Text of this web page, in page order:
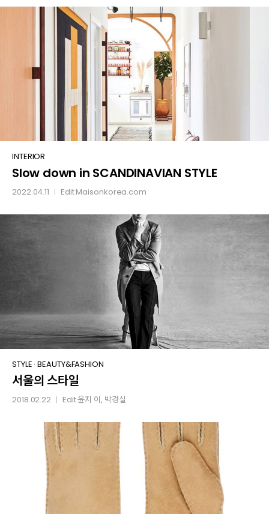
Slow
down
in
STYLE
INTERIOR
Slow down in SCANDINAVIAN STYLE
2022.04.11 EditMaisonkorea.com
서울의
스타일
STYLE ·BEAUTY&FASHION
서울의 스타일
2018.02.22 Edit윤지 이, 박경실